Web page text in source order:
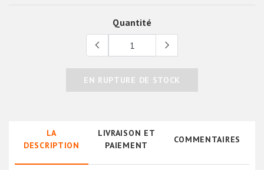
Quantité
EN RUPTURE DE STOCK
LA
DESCRIPTION
LIVRAISON ET
PAIEMENT
COMMENTAIRES